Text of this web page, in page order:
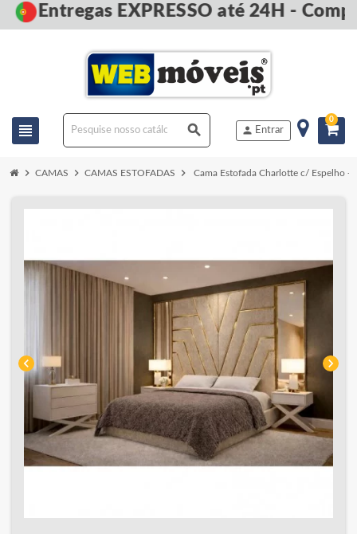
Entregas EXPRESSO até 24H - Compre
view_headline search person Entrar
0
chevron_right CAMAS chevron_right CAMAS ESTOFADAS chevron_right Cama Estofada Charlotte c/ Espelho +
chevron_left chevron_right